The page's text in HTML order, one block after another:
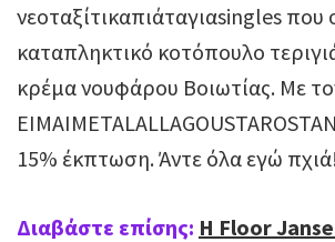
νεοταξίτικαπιάταγιαsingles που
καταπληκτικό κοτόπουλο
κρέμα νουφάρου Βοιωτίας. Με
15% έκπτωση. Άντε όλα εγώ
Διαβάστε επίσης: H Floor